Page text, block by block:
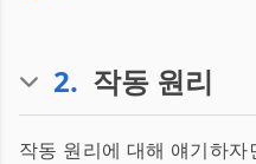
2. 작동 원리
작동 원리에 대해 얘기하